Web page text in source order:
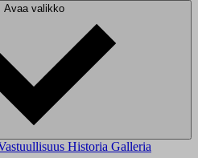
Avaa valikko
Historia Galleria